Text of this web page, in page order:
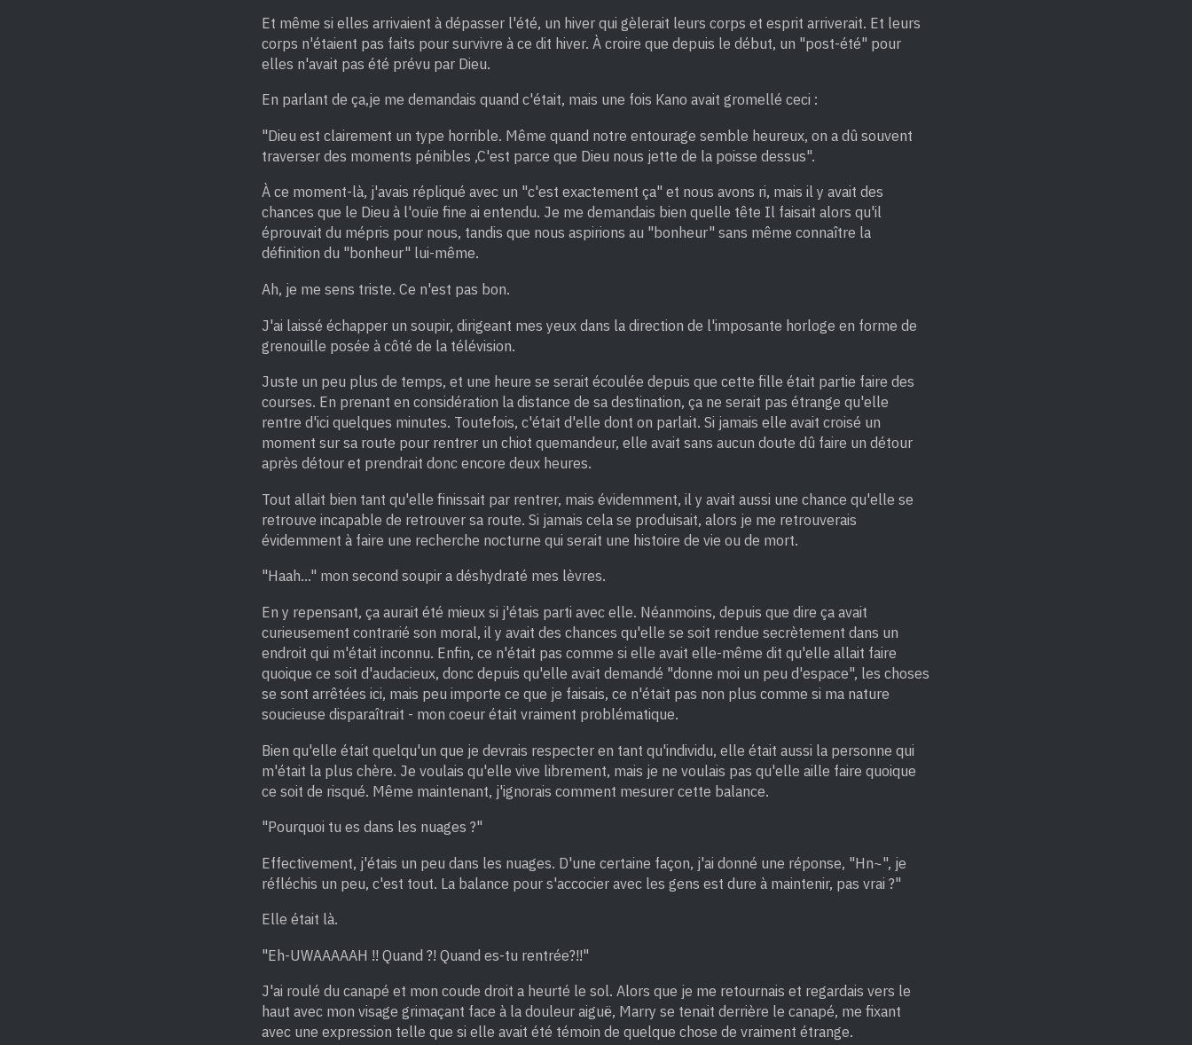
Et même si elles arrivaient à dépasser l'été, un hiver qui gèlerait leurs corps et esprit arriverait. Et leurs
corps n'étaient pas faits pour survivre à ce dit hiver. À croire que depuis le début, un "post-été" pour
elles n'avait pas été prévu par Dieu.
En parlant de ça,je me demandais quand c'était, mais une fois Kano avait gromellé ceci :
"Dieu est clairement un type horrible. Même quand notre entourage semble heureux, on a dû souvent
traverser des moments pénibles ,C'est parce que Dieu nous jette de la poisse dessus".
À ce moment-là, j'avais répliqué avec un "c'est exactement ça" et nous avons ri, mais il y avait des
chances que le Dieu à l'ouïe fine ai entendu. Je me demandais bien quelle tête Il faisait alors qu'il
éprouvait du mépris pour nous, tandis que nous aspirions au "bonheur" sans même connaître la
définition du "bonheur" lui-même.
Ah, je me sens triste. Ce n'est pas bon.
J'ai laissé échapper un soupir, dirigeant mes yeux dans la direction de l'imposante horloge en forme de
grenouille posée à côté de la télévision.
Juste un peu plus de temps, et une heure se serait écoulée depuis que cette fille était partie faire des
courses. En prenant en considération la distance de sa destination, ça ne serait pas étrange qu'elle
rentre d'ici quelques minutes. Toutefois, c'était d'elle dont on parlait. Si jamais elle avait croisé un
moment sur sa route pour rentrer un chiot quemandeur, elle avait sans aucun doute dû faire un détour
après détour et prendrait donc encore deux heures.
Tout allait bien tant qu'elle finissait par rentrer, mais évidemment, il y avait aussi une chance qu'elle se
retrouve incapable de retrouver sa route. Si jamais cela se produisait, alors je me retrouverais
évidemment à faire une recherche nocturne qui serait une histoire de vie ou de mort.
"Haah..." mon second soupir a déshydraté mes lèvres.
En y repensant, ça aurait été mieux si j'étais parti avec elle. Néanmoins, depuis que dire ça avait
curieusement contrarié son moral, il y avait des chances qu'elle se soit rendue secrètement dans un
endroit qui m'était inconnu. Enfin, ce n'était pas comme si elle avait elle-même dit qu'elle allait faire
quoique ce soit d'audacieux, donc depuis qu'elle avait demandé "donne moi un peu d'espace", les choses
se sont arrêtées ici, mais peu importe ce que je faisais, ce n'était pas non plus comme si ma nature
soucieuse disparaîtrait - mon coeur était vraiment problématique.
Bien qu'elle était quelqu'un que je devrais respecter en tant qu'individu, elle était aussi la personne qui
m'était la plus chère. Je voulais qu'elle vive librement, mais je ne voulais pas qu'elle aille faire quoique
ce soit de risqué. Même maintenant, j'ignorais comment mesurer cette balance.
"Pourquoi tu es dans les nuages ?"
Effectivement, j'étais un peu dans les nuages. D'une certaine façon, j'ai donné une réponse, "Hn~", je
réfléchis un peu, c'est tout. La balance pour s'accocier avec les gens est dure à maintenir, pas vrai ?"
Elle était là.
"Eh-UWAAAAAH !! Quand ?! Quand es-tu rentrée?!!"
J'ai roulé du canapé et mon coude droit a heurté le sol. Alors que je me retournais et regardais vers le
haut avec mon visage grimaçant face à la douleur aiguë, Marry se tenait derrière le canapé, me fixant
avec une expression telle que si elle avait été témoin de quelque chose de vraiment étrange.